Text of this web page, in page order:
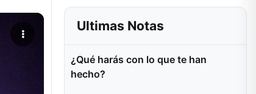
Ultimas Notas
¿Qué harás con lo que te han
hecho?